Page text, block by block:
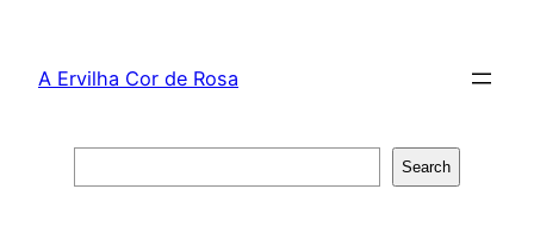
content
A Ervilha Cor de Rosa
Search